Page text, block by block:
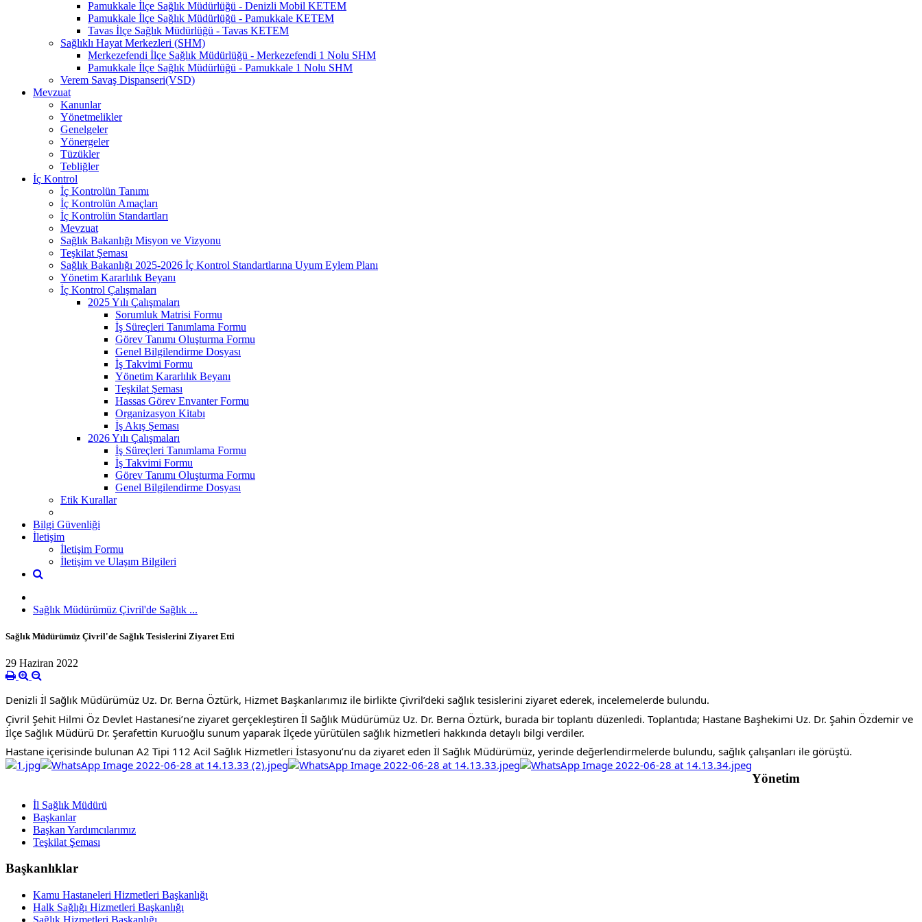
Pamukkale İlçe Sağlık Müdürlüğü - Denizli Mobil KETEM
Pamukkale İlçe Sağlık Müdürlüğü - Pamukkale KETEM
Tavas İlçe Sağlık Müdürlüğü - Tavas KETEM
Sağlıklı Hayat Merkezleri (SHM)
Merkezefendi İlçe Sağlık Müdürlüğü - Merkezefendi 1 Nolu SHM
Pamukkale İlçe Sağlık Müdürlüğü - Pamukkale 1 Nolu SHM
Verem Savaş Dispanseri(VSD)
Mevzuat
Kanunlar
Yönetmelikler
Genelgeler
Yönergeler
Tüzükler
Tebliğler
İç Kontrol
İç Kontrolün Tanımı
İç Kontrolün Amaçları
İç Kontrolün Standartları
Mevzuat
Sağlık Bakanlığı Misyon ve Vizyonu
Teşkilat Şeması
Sağlık Bakanlığı 2025-2026 İç Kontrol Standartlarına Uyum Eylem Planı
Yönetim Kararlılık Beyanı
İç Kontrol Çalışmaları
2025 Yılı Çalışmaları
Sorumluk Matrisi Formu
İş Süreçleri Tanımlama Formu
Görev Tanımı Oluşturma Formu
Genel Bilgilendirme Dosyası
İş Takvimi Formu
Yönetim Kararlılık Beyanı
Teşkilat Şeması
Hassas Görev Envanter Formu
Organizasyon Kitabı
İş Akış Şeması
2026 Yılı Çalışmaları
İş Süreçleri Tanımlama Formu
İş Takvimi Formu
Görev Tanımı Oluşturma Formu
Genel Bilgilendirme Dosyası
Etik Kurallar
Bilgi Güvenliği
İletişim
İletişim Formu
İletişim ve Ulaşım Bilgileri
Sağlık Müdürümüz Çivril'de Sağlık ...
Sağlık Müdürümüz Çivril'de Sağlık Tesislerini Ziyaret Etti
29 Haziran 2022
Denizli İl Sağlık Müdürümüz Uz. Dr. Berna Öztürk, Hizmet Başkanlarımız ile birlikte Çivril’deki sağlık tesislerini ziyaret ederek, incelemelerde bulundu.
Çivril Şehit Hilmi Öz Devlet Hastanesi’ne ziyaret gerçekleştiren İl Sağlık Müdürümüz Uz. Dr. Berna Öztürk, burada bir toplantı düzenledi. Toplantıda; Hastane Başhekimi Uz. Dr. Şahin Özdemir ve
İlçe Sağlık Müdürü Dr. Şerafettin Kuruoğlu sunum yaparak İlçede yürütülen sağlık hizmetleri hakkında detaylı bilgi verdiler.
Hastane içerisinde bulunan A2 Tipi 112 Acil Sağlık Hizmetleri İstasyonu’nu da ziyaret eden İl Sağlık Müdürümüz, yerinde değerlendirmelerde bulundu, sağlık çalışanları ile görüştü.
Yönetim
İl Sağlık Müdürü
Başkanlar
Başkan Yardımcılarımız
Teşkilat Şeması
Başkanlıklar
Kamu Hastaneleri Hizmetleri Başkanlığı
Halk Sağlığı Hizmetleri Başkanlığı
Sağlık Hizmetleri Başkanlığı